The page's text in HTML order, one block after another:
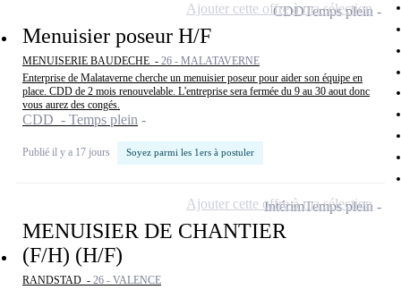
Menuisier poseur H/F
MENUISERIE BAUDECHE - 26 - MALATAVERNE
Enterprise de Malataverne cherche un menuisier poseur pour aider son équipe en
place. CDD de 2 mois renouvelable. L'entreprise sera fermée du 9 au 30 aout donc
vous aurez des congés.
CDD - Temps plein
Publié il y a 17 jours Soyez parmi les 1ers à postuler
CDDTemps plein
Ajouter cette offre à ma sélection
MENUISIER DE CHANTIER
(F/H) (H/F)
RANDSTAD - 26 - VALENCE
IntérimTemps plein
Ajouter cette offre à ma sélection